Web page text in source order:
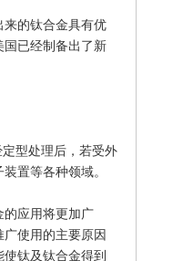
来的钛合金具有优
国已经制备出了新
型处理后，若受外
置等各种领域。
的应用将更加广
使用的主要原因
钛及钛合金得到